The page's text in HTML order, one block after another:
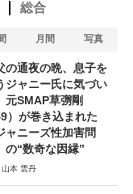
総合
月間 写真
の通夜の晩、息子を
ジャニー氏に気づい
元SMAP草彅剛
）が巻き込まれた
ャニーズ性加害問
の“数奇な因縁”
山本 雲丹